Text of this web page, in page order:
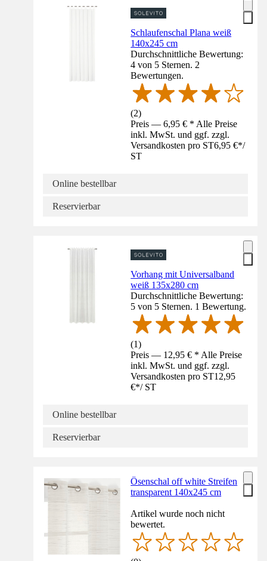
Schlaufenschal Plana weiß
140x245 cm
Durchschnittliche Bewertung:
4 von 5 Sternen. 2
Bewertungen.
(2)
Preis — 6,95 € * Alle Preise
inkl. MwSt. und ggf. zzgl.
Versandkosten pro ST6,95 €*/
ST
Online bestellbar
Reservierbar
Vorhang mit Universalband
weiß 135x280 cm
Durchschnittliche Bewertung:
5 von 5 Sternen. 1 Bewertung.
(1)
Preis — 12,95 € * Alle Preise
inkl. MwSt. und ggf. zzgl.
Versandkosten pro ST12,95
€*/ ST
Online bestellbar
Reservierbar
Ösenschal off white Streifen
transparent 140x245 cm
Artikel wurde noch nicht
bewertet.